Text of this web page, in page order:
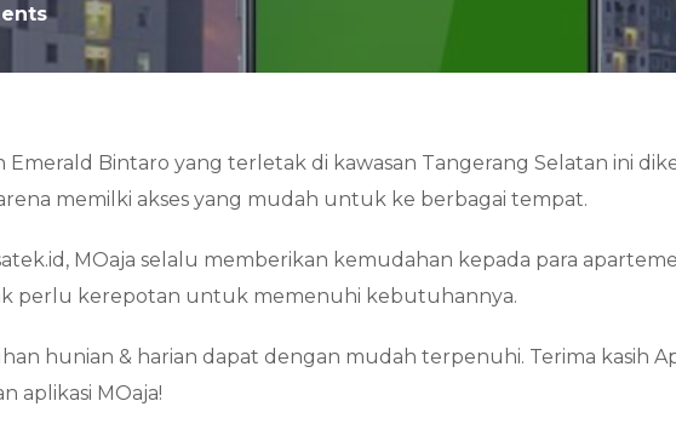
Bintaro yang terletak di kawasan Tangerang Selatan ini
memilki akses yang mudah untuk ke berbagai tempat.
MOaja selalu memberikan kemudahan kepada para
perlu kerepotan untuk memenuhi kebutuhannya.
hunian & harian dapat dengan mudah terpenuhi. Terima kasih
aplikasi MOaja!